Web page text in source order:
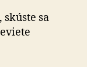
skúste sa